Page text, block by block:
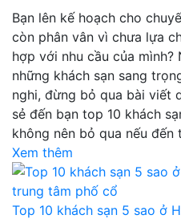
Bạn lên kế hoạch cho
còn phân vân vì chưa lựa
hợp với nhu cầu của mình?
những khách sạn sang
nghi, đừng bỏ qua bài viết
sẻ đến bạn top 10 khách
không nên bỏ qua nếu đến
Xem thêm
Top 10 khách sạn 5 sao ở